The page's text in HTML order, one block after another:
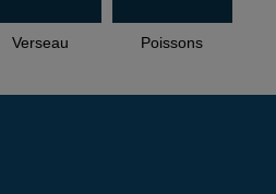
Verseau Poissons